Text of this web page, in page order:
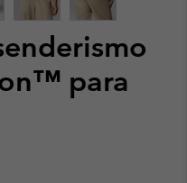
para